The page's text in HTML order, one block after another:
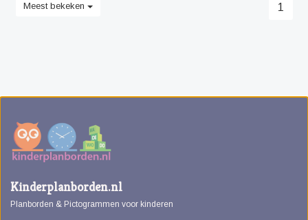
Meest bekeken 1
Kinderplanborden.nl
Planborden & Pictogrammen voor kinderen